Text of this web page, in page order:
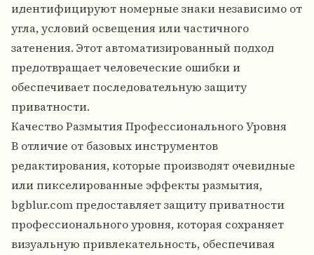
идентифицируют номерные знаки независимо от
угла, условий освещения или частичного
затенения. Этот автоматизированный подход
предотвращает человеческие ошибки и
обеспечивает последовательную защиту
приватности.
Качество Размытия Профессионального Уровня
В отличие от базовых инструментов
редактирования, которые производят очевидные
или пикселированные эффекты размытия,
bgblur.com предоставляет защиту приватности
профессионального уровня, которая сохраняет
визуальную привлекательность, обеспечивая